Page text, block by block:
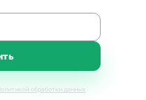
Политикой обработки данных